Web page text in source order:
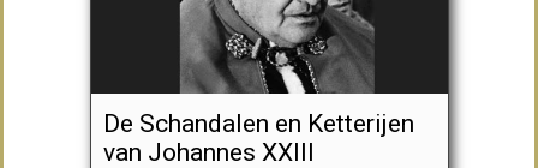
De Schandalen en Ketterijen
van Johannes XXIII